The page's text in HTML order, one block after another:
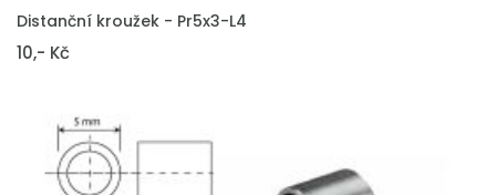
VLOŽIT DO KOŠÍKU
Distanční kroužek - Pr5x3-L4
10,- Kč